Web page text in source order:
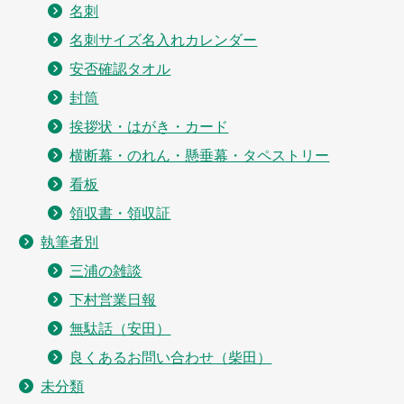
名刺
名刺サイズ名入れカレンダー
安否確認タオル
封筒
挨拶状・はがき・カード
横断幕・のれん・懸垂幕・タペストリー
看板
領収書・領収証
執筆者別
三浦の雑談
下村営業日報
無駄話（安田）
良くあるお問い合わせ（柴田）
未分類